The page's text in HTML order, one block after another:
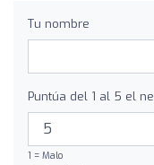
Tu nombre
Puntúa del 1 al 5 el
1 = Malo